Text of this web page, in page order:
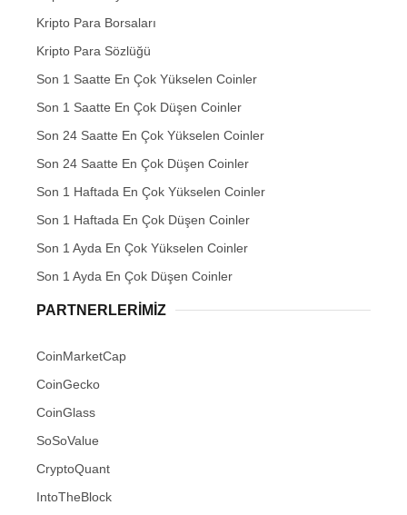
Kripto Para Borsaları
Kripto Para Sözlüğü
Son 1 Saatte En Çok Yükselen Coinler
Son 1 Saatte En Çok Düşen Coinler
Son 24 Saatte En Çok Yükselen Coinler
Son 24 Saatte En Çok Düşen Coinler
Son 1 Haftada En Çok Yükselen Coinler
Son 1 Haftada En Çok Düşen Coinler
Son 1 Ayda En Çok Yükselen Coinler
Son 1 Ayda En Çok Düşen Coinler
PARTNERLERIMIZ
CoinMarketCap
CoinGecko
CoinGlass
SoSoValue
CryptoQuant
IntoTheBlock